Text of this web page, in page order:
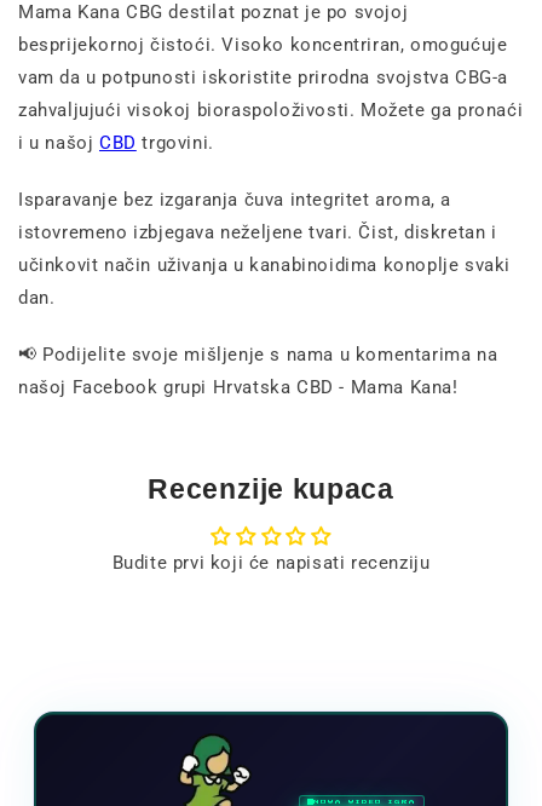
Mama Kana CBG destilat poznat je po svojoj
besprijekornoj čistoći. Visoko koncentriran, omogućuje
vam da u potpunosti iskoristite prirodna svojstva CBG-a
zahvaljujući visokoj bioraspoloživosti. Možete ga pronaći
i u našoj CBD trgovini.
Isparavanje bez izgaranja čuva integritet aroma, a
istovremeno izbjegava neželjene tvari. Čist, diskretan i
učinkovit način uživanja u kanabinoidima konoplje svaki
dan.
📢 Podijelite svoje mišljenje s nama u komentarima na
našoj Facebook grupi Hrvatska CBD - Mama Kana!
Recenzije kupaca
Budite prvi koji će napisati recenziju
NOVA VIDEO IGRA